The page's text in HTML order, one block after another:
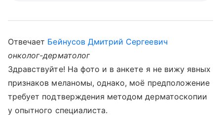
Отвечает Бейнусов Дмитрий Сергеевич
онколог-дерматолог
Здравствуйте! На фото и в анкете я не вижу явных
признаков меланомы, однако, моё предположение
требует подтверждения методом дерматоскопии
у опытного специалиста.